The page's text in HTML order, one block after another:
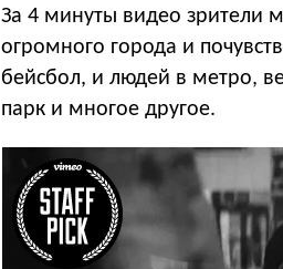
За 4 минуты видео зрители
огромного города и
бейсбол, и людей в метро,
парк и многое другое.